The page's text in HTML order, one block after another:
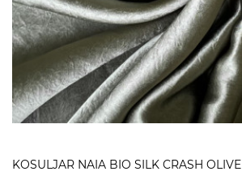
KOSULJAR NAIA BIO SILK CRASH OLIVE